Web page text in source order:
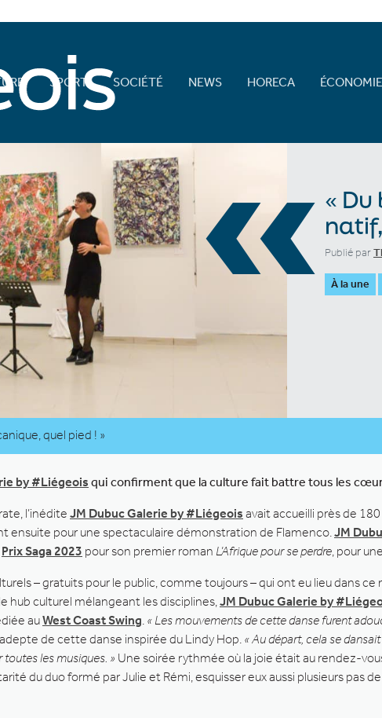
SPORT SOCIÉTÉ NEWS HORECA ÉCONOMIE
««
Publié par
À la une
quel pied ! »
by #Liégeois qui confirment que la culture fait battre tous les
l’inédite JM Dubuc Galerie by #Liégeois avait accueilli près de
ensuite pour une spectaculaire démonstration de Flamenco.JM
Prix Saga 2023 pour son premier roman L’Afrique pour se perdre, pour
– gratuits pour le public, comme toujours – qui ont eu lieu dans ce
hub culturel mélangeant les disciplines,JM Dubuc Galerie by
auWest Coast Swing. « Les mouvements de cette danse furent
de cette danse inspirée du Lindy Hop. « Au départ, cela se
les musiques. » Une soirée rythmée où la joie était au rendez-
du duo formé par Julie et Rémi, esquisser eux aussi plusieurs pas